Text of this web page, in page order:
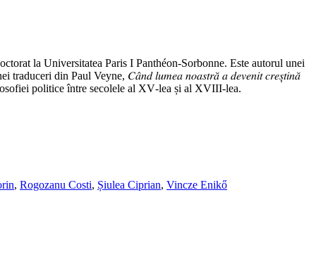
la Universitatea Paris I Panthéon‑Sorbonne. Este autorul unei
din Paul Veyne, 𝐶𝑎̂𝑛𝑑 𝑙𝑢𝑚𝑒𝑎 𝑛𝑜𝑎𝑠𝑡𝑟𝑎̆ 𝑎 𝑑𝑒𝑣𝑒𝑛𝑖𝑡 𝑐𝑟𝑒𝑠̦𝑡𝑖𝑛𝑎̆
politice între secolele al XV‑lea și al XVIII‑lea.
, Rogozanu Costi, Șiulea Ciprian, Vincze Enikő